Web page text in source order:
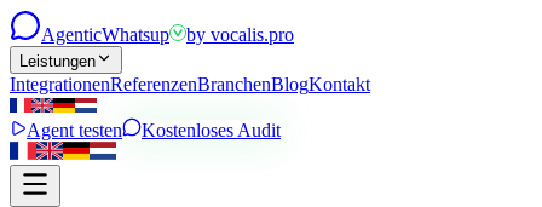
AgenticWhatsup by vocalis.pro
Leistungen
IntegrationenReferenzenBranchenBlogKontakt
Agent testen Kostenloses Audit